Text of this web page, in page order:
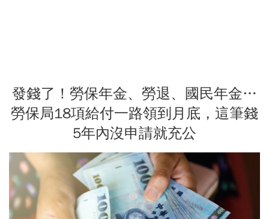
發錢了！勞保年金、勞退、國民年金…
勞保局18項給付一路領到月底，這筆錢
5年內沒申請就充公